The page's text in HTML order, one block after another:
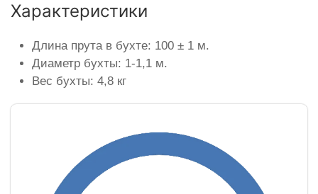
Характеристики
Длина прута в бухте: 100 ± 1 м.
Диаметр бухты: 1-1,1 м.
Вес бухты: 4,8 кг